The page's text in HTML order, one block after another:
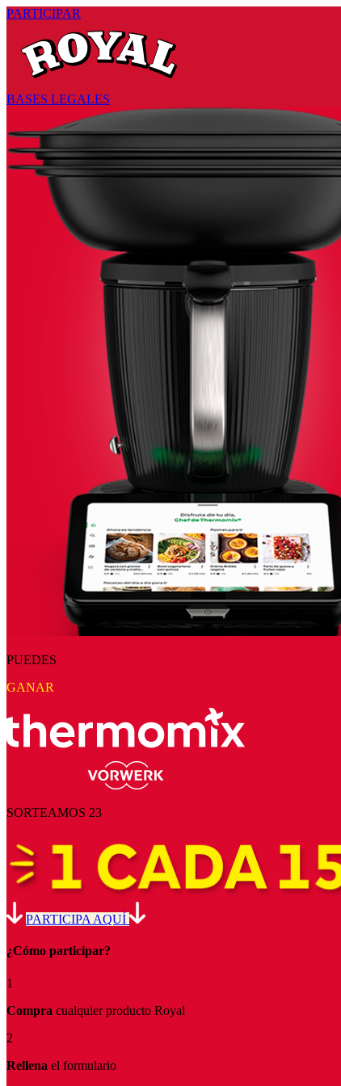
PARTICIPAR
BASES LEGALES
PUEDES
GANAR
SORTEAMOS 23
PARTICIPA AQUÍ
¿Cómo participar?
1
Compra cualquier producto Royal
2
Rellena el formulario